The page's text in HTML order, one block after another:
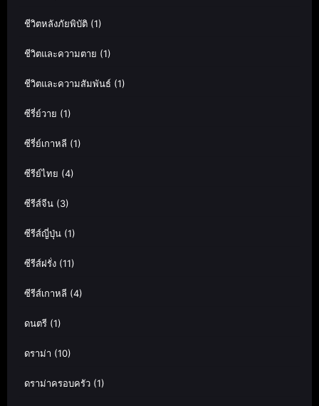
ชีวิตหลังภัยพิบัติ (1)
ชีวิตและความตาย (1)
ชีวิตและความสัมพันธ์ (1)
ซีรี่ย์วาย (1)
ซีรี่ย์เกาหลี (1)
ซีรีย์ไทย (4)
ซีรีส์จีน (3)
ซีรีส์ญี่ปุ่น (1)
ซีรีส์ฝรั่ง (11)
ซีรีส์เกาหลี (4)
ดนตรี (1)
ดราม่า (10)
ดราม่าครอบครัว (1)